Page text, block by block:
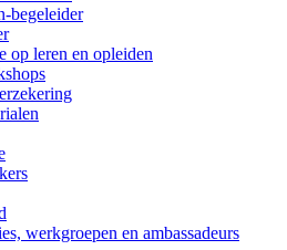
begeleider
op leren en opleiden
werkgroepen en ambassadeurs